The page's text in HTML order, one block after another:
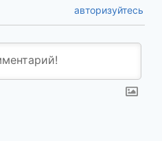
авторизуйтесь